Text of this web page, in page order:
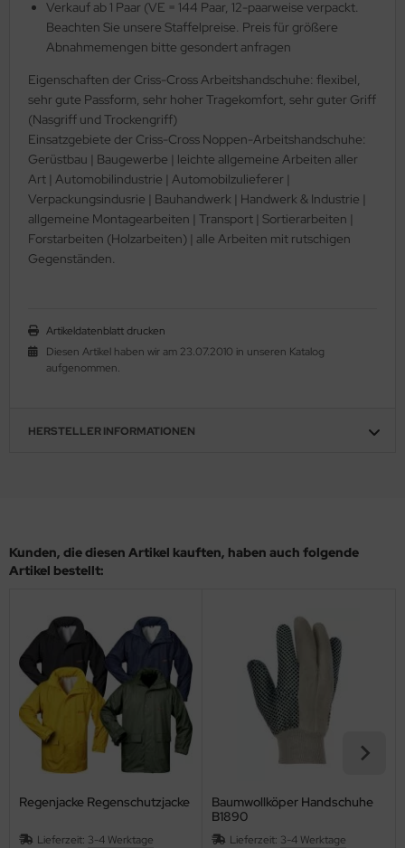
Verkauf ab 1 Paar (VE = 144 Paar, 12-paarweise verpackt.
Beachten Sie unsere Staffelpreise. Preis für größere
Abnahmemengen bitte gesondert anfragen
Eigenschaften der Criss-Cross Arbeitshandschuhe: flexibel,
sehr gute Passform, sehr hoher Tragekomfort, sehr guter Griff
(Nasgriff und Trockengriff)
Einsatzgebiete der Criss-Cross Noppen-Arbeitshandschuhe:
Gerüstbau | Baugewerbe | leichte allgemeine Arbeiten aller
Art | Automobilindustrie | Automobilzulieferer |
Verpackungsindusrie | Bauhandwerk | Handwerk & Industrie |
allgemeine Montagearbeiten | Transport | Sortierarbeiten |
Forstarbeiten (Holzarbeiten) | alle Arbeiten mit rutschigen
Gegenständen.
Artikeldatenblatt drucken
Diesen Artikel haben wir am 23.07.2010 in unseren Katalog
aufgenommen.
HERSTELLER INFORMATIONEN
Kunden, die diesen Artikel kauften, haben auch folgende
Artikel bestellt:
Regenjacke Regenschutzjacke
Lieferzeit: 3-4 Werktage
Baumwollköper Handschuhe
B1890
Lieferzeit: 3-4 Werktage